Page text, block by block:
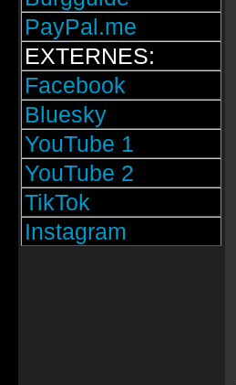
PayPal.me
EXTERNES:
Facebook
Bluesky
YouTube 1
YouTube 2
TikTok
Instagram